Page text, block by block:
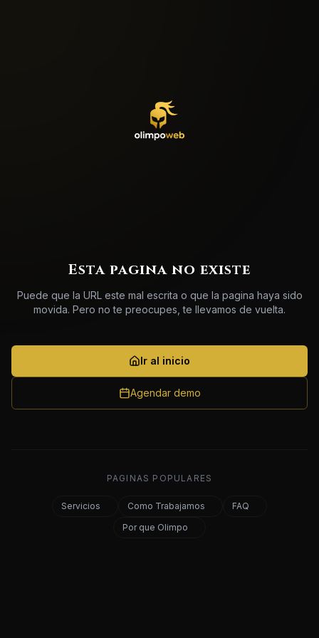
Esta pagina no existe
Puede que la URL este mal escrita o que la pagina haya sido
movida. Pero no te preocupes, te llevamos de vuelta.
Ir al inicio
Agendar demo
PAGINAS POPULARES
Servicios Como Trabajamos
FAQ
Por que Olimpo